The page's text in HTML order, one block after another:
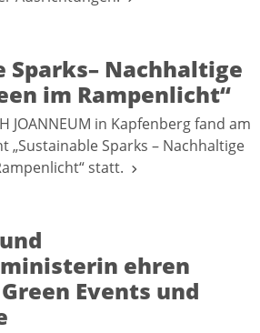
Sparks– Nachhaltige
im Rampenlicht“
JOANNEUM in Kapfenberg fand am
„Sustainable Sparks – Nachhaltige
statt.
ehren
Events und